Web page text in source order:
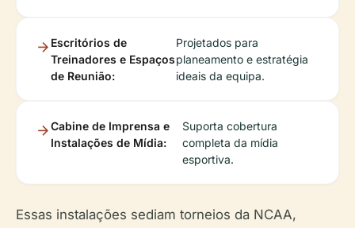
Escritórios de
Treinadores e Espaços
de Reunião:
Projetados para
planeamento e estratégia
ideais da equipa.
Cabine de Imprensa e
Instalações de Mídia:
Suporta cobertura
completa da mídia
esportiva.
Essas instalações sediam torneios da NCAA,